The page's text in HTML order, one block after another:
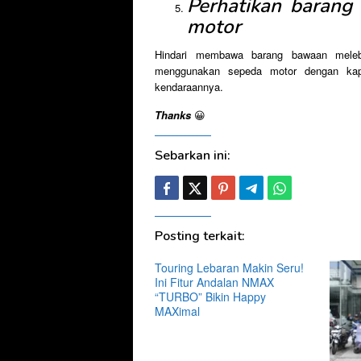
Perhatikan
motor
Hindari membawa barang bawaan
menggunakan sepeda motor dengan
kendaraannya.
Thanks 😀
Sebarkan ini:
Posting terkait:
Touring Lebaran Makin Seru!
Ini Fitur Andalan NMAX
“TURBO” Bikin Happy
MAXimal